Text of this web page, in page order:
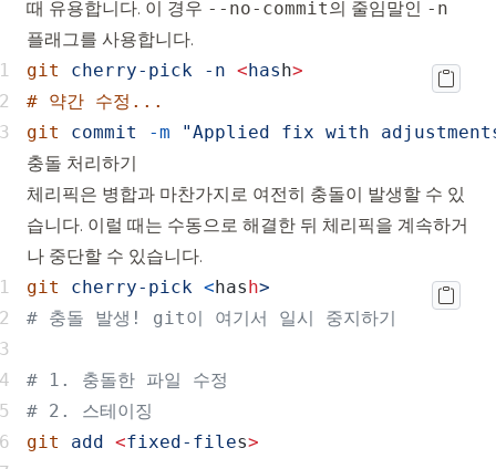
때 유용합니다. 이 경우 --no-commit의 줄임말인 -n
플래그를 사용합니다.
git
cherry-pick -n < has h
git
commit -m
"Applied fix with
충돌 처리하기
체리픽은 병합과 마찬가지로 여전히 충돌이 발생할 수 있
습니다. 이럴 때는 수동으로 해결한 뒤 체리픽을 계속하거
나 중단할 수 있습니다.
git
cherry-pick < has h
git
add <fixed-files